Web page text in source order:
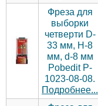
Фреза для
выборки
четверти D-
33 мм, H-8
мм, d-8 мм
Pobedit P-
1023-08-08.
Подробнее...